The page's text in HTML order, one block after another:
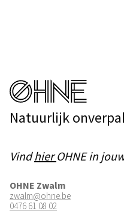
Natuurlijk
VindhierOHNE in
OHNE Zwalm
zwalm@ohne.be
0476 61 08 02